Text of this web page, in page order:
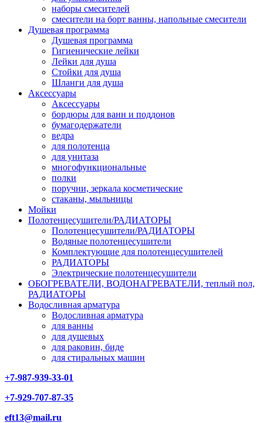
наборы смесителей
смесители на борт ванны, напольные смесители
Душевая программа
Душевая программа
Гигиенические лейки
Лейки для душа
Стойки для душа
Шланги для душа
Аксессуары
Аксессуары
бордюры для ванн и поддонов
бумагодержатели
ведра
для полотенца
для унитаза
многофункциональные
полки
поручни, зеркала косметические
стаканы, мыльницы
Мойки
Полотенцесушители/РАДИАТОРЫ
Полотенцесушители/РАДИАТОРЫ
Водяные полотенцесушители
Комплектующие для полотенцесушителей
РАДИАТОРЫ
Электрические полотенцесушители
ОБОГРЕВАТЕЛИ, ВОДОНАГРЕВАТЕЛИ, теплый пол,
РАДИАТОРЫ
Водосливная арматура
Водосливная арматура
для ванны
для душевых
для раковин, биде
для стиральных машин
+7-987-939-33-01
+7-929-707-87-35
eft13@mail.ru